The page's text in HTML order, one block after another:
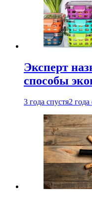
Эксперт
способы
3 года спустя2 года